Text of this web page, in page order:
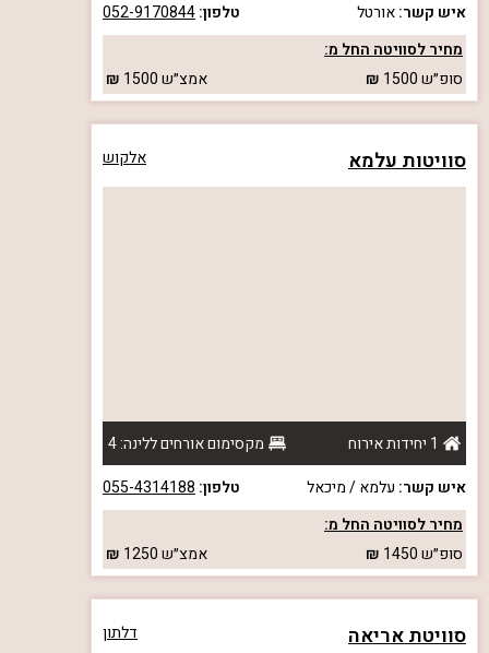
איש קשר:אורטל טלפון:052-9170844
מחיר לסוויטה החל מ:
סופ״ש1500 אמצ״ש1500
סוויטות עלמא אלקוש
1 יחידות אירוח
מקסימום אורחים ללינה: 4
איש קשר: עלמא / מיכאל טלפון: 055-4314188
מחיר לסוויטה החל מ:
סופ״ש1450 אמצ״ש1250
סוויטת אריאה דלתון